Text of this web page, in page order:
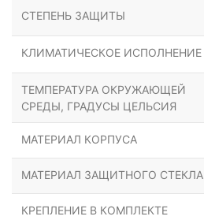
СТЕПЕНЬ ЗАЩИТЫ
КЛИМАТИЧЕСКОЕ ИСПОЛНЕНИЕ
ТЕМПЕРАТУРА ОКРУЖАЮЩЕЙ
СРЕДЫ, ГРАДУСЫ ЦЕЛЬСИЯ
МАТЕРИАЛ КОРПУСА
МАТЕРИАЛ ЗАЩИТНОГО СТЕКЛА
КРЕПЛЕНИЕ В КОМПЛЕКТЕ